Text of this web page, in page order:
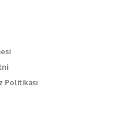
Politikası
No3/A Kadıköy İstanbul